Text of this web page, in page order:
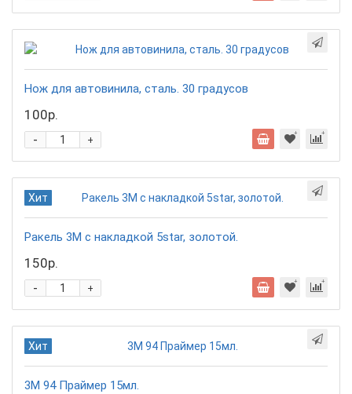
Нож для автовинила, сталь. 30 градусов
100р.
+
-
Хит
Ракель 3М с накладкой 5star, золотой.
150р.
+
-
Хит
3М 94 Праймер 15мл.